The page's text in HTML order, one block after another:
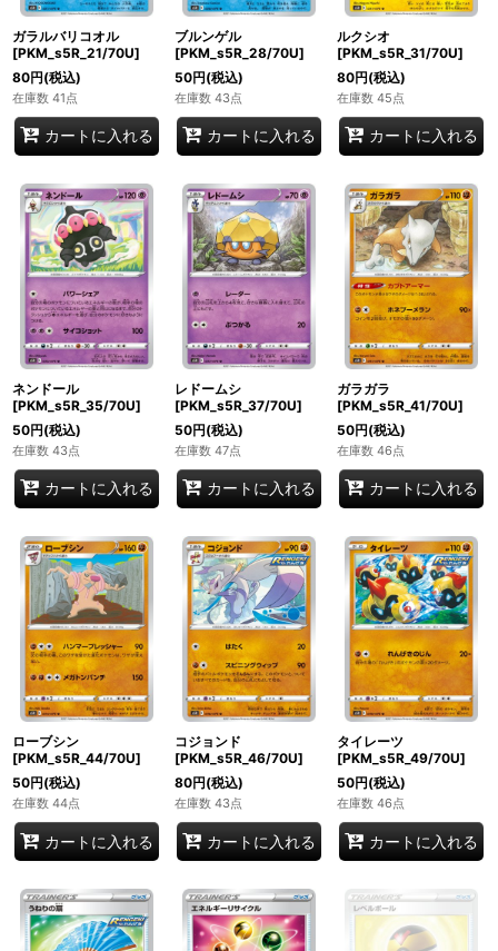
ガラルバリコオル
[PKM_s5R_21/70U]
80円(税込)
在庫数 41点
カートに入れる
ブルンゲル
[PKM_s5R_28/70U]
50円(税込)
在庫数 43点
カートに入れる
ルクシオ
[PKM_s5R_31/70U]
80円(税込)
在庫数 45点
カートに入れる
ネンドール
[PKM_s5R_35/70U]
50円(税込)
在庫数 43点
カートに入れる
レドームシ
[PKM_s5R_37/70U]
50円(税込)
在庫数 47点
カートに入れる
ガラガラ
[PKM_s5R_41/70U]
50円(税込)
在庫数 46点
カートに入れる
ローブシン
[PKM_s5R_44/70U]
50円(税込)
在庫数 44点
カートに入れる
コジョンド
[PKM_s5R_46/70U]
80円(税込)
在庫数 43点
カートに入れる
タイレーツ
[PKM_s5R_49/70U]
50円(税込)
在庫数 46点
カートに入れる